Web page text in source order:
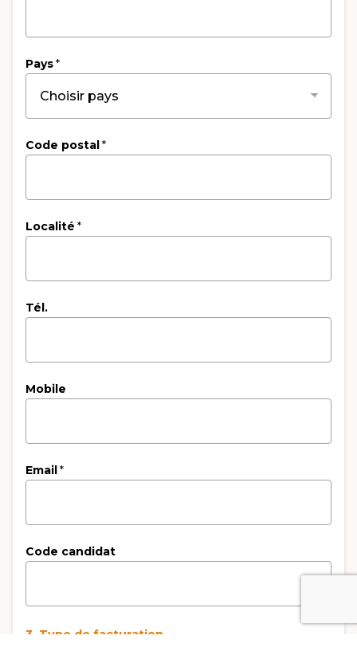
Pays*
Code postal*
Localité *
Tél.
Mobile
Email*
Code candidat
3. Type de facturation